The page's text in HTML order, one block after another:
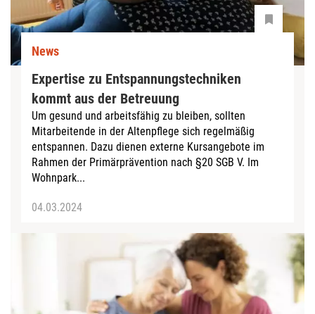
News
Expertise zu Entspannungstechniken
kommt aus der Betreuung
Um gesund und arbeitsfähig zu bleiben, sollten
Mitarbeitende in der Altenpflege sich regelmäßig
entspannen. Dazu dienen externe Kursangebote im
Rahmen der Primärprävention nach §20 SGB V. Im
Wohnpark...
04.03.2024